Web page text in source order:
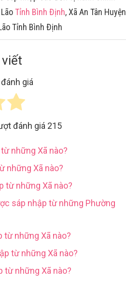
Tỉnh Bình Định, Xã An Tân Huyện
Tỉnh Bình Định
giá
đánh giá 215
những Xã nào?
những Xã nào?
từ những Xã nào?
sáp nhập từ những Phường
từ những Xã nào?
từ những Xã nào?
từ những Xã nào?